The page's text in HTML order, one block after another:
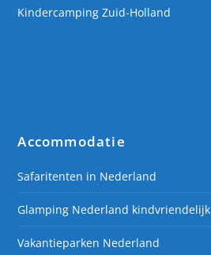
Kindercamping Zuid-Holland
Accommodatie
Safaritenten in Nederland
Glamping Nederland kindvriendelijk
Vakantieparken Nederland